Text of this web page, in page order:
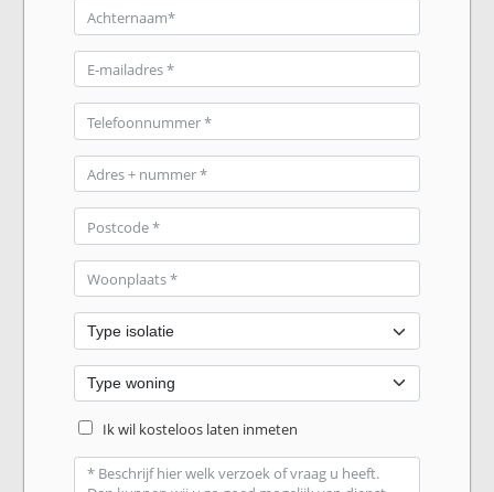
Ik wil kosteloos laten inmeten